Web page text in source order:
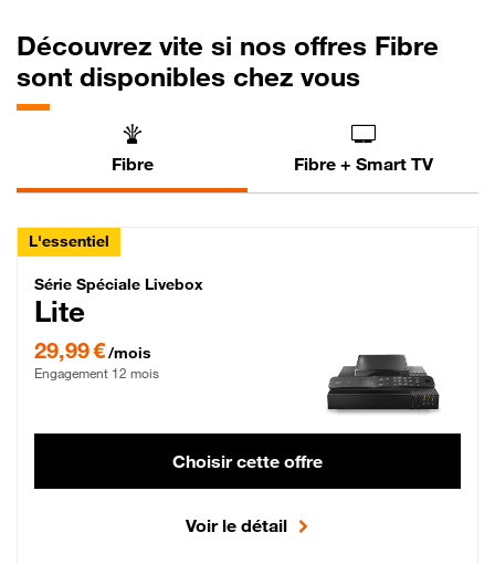
Découvrez vite si nos offres Fibre
sont disponibles chez vous
Fibre Fibre + Smart TV
L'essentiel
Série Spéciale Livebox Lite Fibre
Série Spéciale Livebox
Lite
29,99 €/mois
Engagement 12 mois
Choisir cette offre
Voir le détail